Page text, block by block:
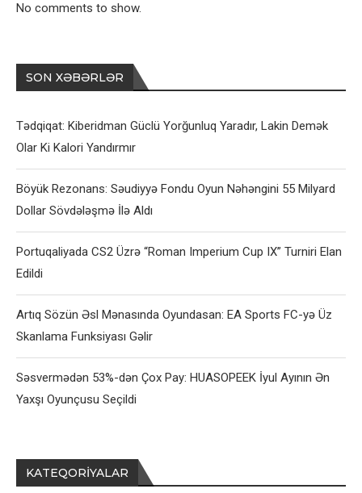
No comments to show.
SON XƏBƏRLƏR
Tədqiqat: Kiberidman Güclü Yorğunluq Yaradır, Lakin Demək
Olar Ki Kalori Yandırmır
Böyük Rezonans: Səudiyyə Fondu Oyun Nəhəngini 55 Milyard
Dollar Sövdələşmə İlə Aldı
Portuqaliyada CS2 Üzrə “Roman Imperium Cup IX” Turniri Elan
Edildi
Artıq Sözün Əsl Mənasında Oyundasan: EA Sports FC-yə Üz
Skanlama Funksiyası Gəlir
Səsvermədən 53%-dən Çox Pay: HUASOPEEK İyul Ayının Ən
Yaxşı Oyunçusu Seçildi
KATEQORIYALAR